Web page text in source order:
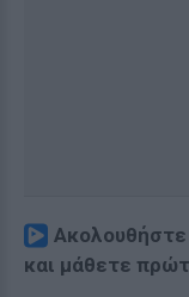
και μάθετε